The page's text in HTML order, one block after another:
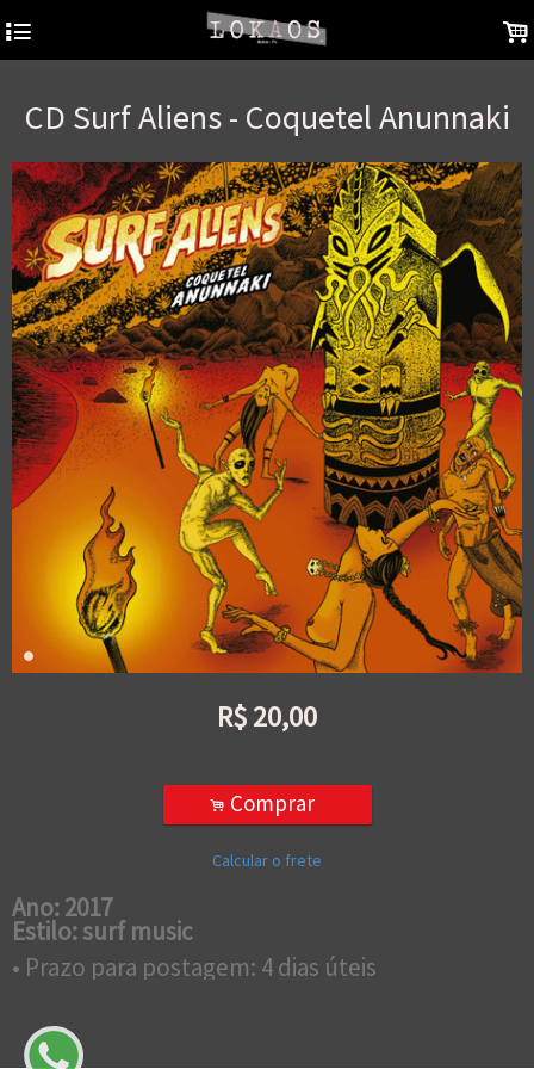
4 .
CD Surf Aliens - Coquetel Anunnaki
R$20,00
. Comprar
Calcular o frete
Ano: 2017
Estilo: surf music
• Prazo para postagem: 4 dias úteis